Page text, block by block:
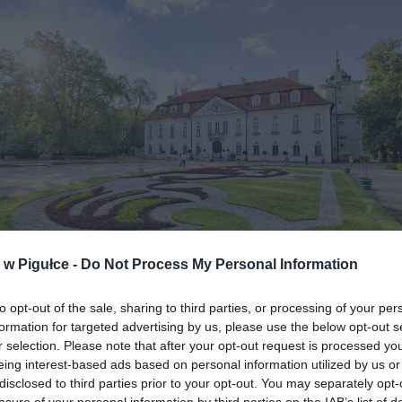
Pigułce - Do Not Process My Personal Information
opt-out of the sale, sharing to third parties, or processing of your
for targeted advertising by us, please use the below opt-out
selection. Please note that after your opt-out request is processed
interest-based ads based on personal information utilized by us
to third parties prior to your opt-out. You may separately
Fot. Shutterstock
historyczna wzmianka o Łowiczu pojawia się w bulli papieża
Bulla potwierdzała prawa arcybiskupów gnieźnieńskich do